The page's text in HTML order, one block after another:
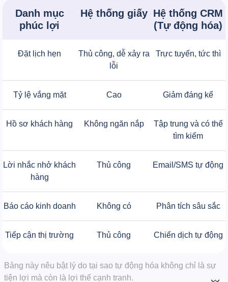
Danh mục
phúc lợi
Hệ thống giấy Hệ thống CRM
(Tự động hóa)
Đặt lịch hẹn
Thủ công, dễ xảy ra
lỗi
Trực tuyến, tức thì
Tỷ lệ vắng mặt Cao Giảm đáng kể
Hồ sơ khách hàng Không ngăn nắp
Tập trung và có thể
tìm kiếm
Lời nhắc nhở khách
hàng
Thủ công Email/SMS tự động
Báo cáo kinh doanh Không có Phân tích sâu sắc
Tiếp cận thị trường Thủ công Chiến dịch tự động
Bảng này nêu bật lý do tại sao tự động hóa không chỉ là sự
tiện lợi mà còn là lợi thế cạnh tranh.